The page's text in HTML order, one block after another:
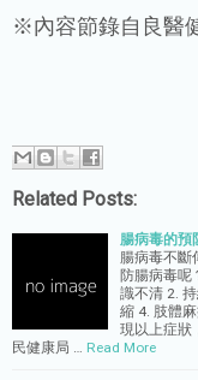
※內容節錄自良醫
Related Posts:
腸病毒的預
腸病毒不斷
防腸病毒呢
識不清 2.
縮 4. 肢體
現以上症狀
民健康局 …
Read More